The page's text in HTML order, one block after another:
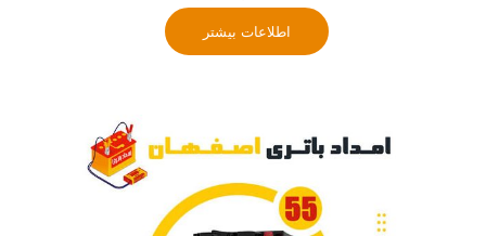
اطلاعات بیشتر